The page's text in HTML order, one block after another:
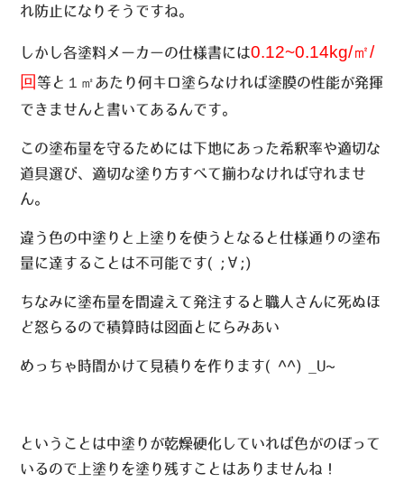
れ防止になりそうですね。
しかし各塗料メーカーの仕様書には0.12~0.14kg/㎡/
回 等と １㎡あたり何キロ塗らなければ塗膜の性能が発揮
できませんと書いてあるんです。
この塗布量を守るためには下地にあった希釈率や適切な
道具選び、適切な塗り方すべて揃わなければ守れませ
ん。
違う色の中塗りと上塗りを使うとなると仕様通りの塗布
量に達することは不可能です( ;∀;)
ちなみに塗布量を間違えて発注すると職人さんに死ぬほ
ど怒らるので積算時は図面とにらみあい
めっちゃ時間かけて見積りを作ります( ^^) _U~~
ということは中塗りが乾燥硬化していれば色がのぼって
いるので上塗りを塗り残すことはありませんね！